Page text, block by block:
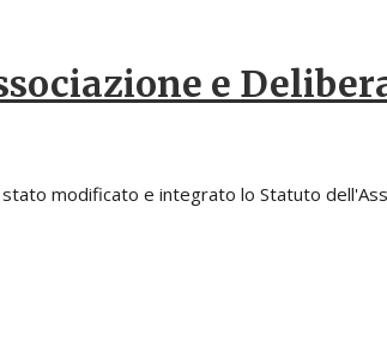
e
modificato e integrato lo Statuto